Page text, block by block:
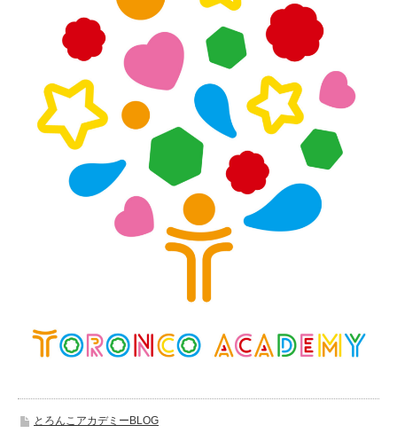
とろんこアカデミーBLOG